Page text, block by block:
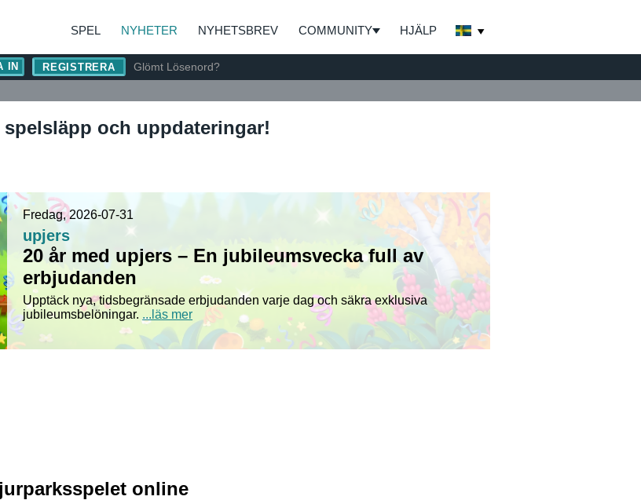
SPEL NYHETER NYHETSBREV COMMUNITY HJÄLP
REGISTRERA
Glömt Lösenord?
och uppdateringar!
Fredag, 2026-07-31
upjers
20 år med upjers – En jubileumsvecka full av
erbjudanden
Upptäck nya, tidsbegränsade erbjudanden varje dag och säkra exklusiva
jubileumsbelöningar. ...läs mer
online